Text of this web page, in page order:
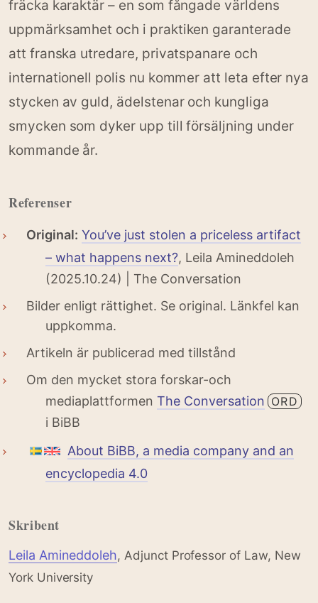
fräcka karaktär – en som fångade världens
uppmärksamhet och i praktiken garanterade
att franska utredare, privatspanare och
internationell polis nu kommer att leta efter nya
stycken av guld, ädelstenar och kungliga
smycken som dyker upp till försäljning under
kommande år.
Referenser
Original: You’ve just stolen a priceless artifact
– what happens next?, Leila Amineddoleh
(2025.10.24) | The Conversation
Bilder enligt rättighet. Se original. Länkfel kan
uppkomma.
Artikeln är publicerad med tillstånd
Om den mycket stora forskar-och
mediaplattformen The Conversation ORD
i BiBB
About BiBB, a media company and an
encyclopedia 4.0
Skribent
Leila Amineddoleh, Adjunct Professor of Law, New
York University